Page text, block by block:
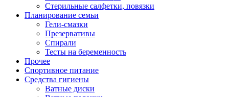
Стерильные салфетки, повязки
Планирование семьи
Гели-смазки
Презервативы
Спирали
Тесты на беременность
Прочее
Спортивное питание
Средства гигиены
Ватные диски